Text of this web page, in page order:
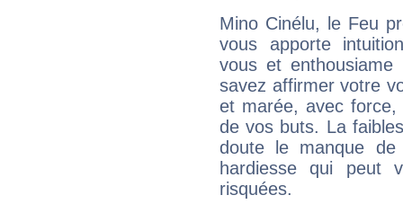
Mino Cinélu, le Feu
vous apporte
vous et
savez affirmer votre
et marée, avec
de vos buts. La
doute le manque
hardiesse qui peut
risquées.